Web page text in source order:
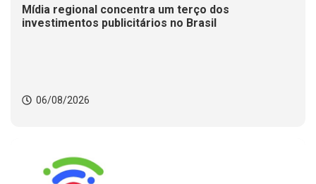
Mídia regional concentra um terço dos
investimentos publicitários no Brasil
06/08/2026